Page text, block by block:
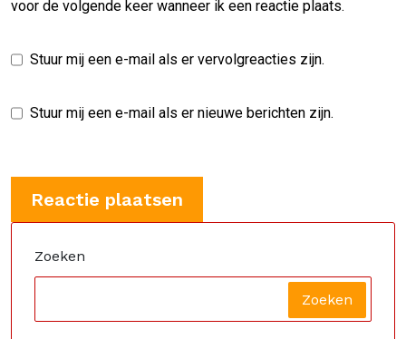
voor de volgende keer wanneer ik een reactie plaats.
Stuur mij een e-mail als er vervolgreacties zijn.
Stuur mij een e-mail als er nieuwe berichten zijn.
Zoeken
Zoeken